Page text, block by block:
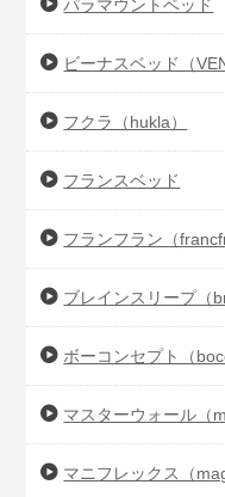
パラマウントベッド
ビーナスベッド（
フクラ（hukla）
フランスベッド
フランフラン（
ブレインスリープ（
ボーコンセプト（
マスターウォール（
マニフレックス（